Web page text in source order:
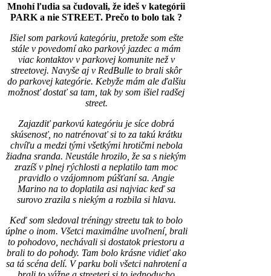
Mnohí ľudia sa čudovali, že ideš v kategórii
PARK a nie STREET. Prečo to bolo tak ?
Išiel som parkovú kategóriu, pretože som ešte
stále v povedomí ako parkový jazdec a mám
viac kontaktov v parkovej komunite než v
streetovej. Navyše aj v RedBulle to brali skôr
do parkovej kategórie. Kebyže mám ale ďalšiu
možnosť dostať sa tam, tak by som išiel radšej
street.
Zajazdiť parkovú kategóriu je síce dobrá
skúsenosť, no natrénovať si to za takú krátku
chvíľu a medzi tými všetkými hrotičmi nebola
žiadna sranda. Neustále hrozilo, že sa s niekým
zrazíš v plnej rýchlosti a neplatilo tam moc
pravidlo o vzájomnom púšťaní sa. Angie
Marino na to doplatila asi najviac keď sa
surovo zrazila s niekým a rozbila si hlavu.
Keď som sledoval tréningy streetu tak to bolo
úplne o inom. Všetci maximálne uvoľnení, brali
to pohodovo, nechávali si dostatok priestoru a
brali to do pohody. Tam bolo krásne vidieť ako
sa tá scéna delí. V parku boli všetci nahrotení a